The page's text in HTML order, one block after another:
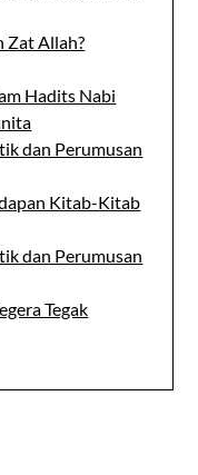
Zat Allah?
Hadits Nabi
dan Perumusan
Kitab-Kitab
dan Perumusan
Tegak